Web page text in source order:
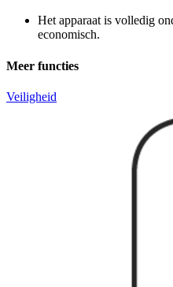
Het apparaat is volledig
economisch.
Meer functies
Veiligheid